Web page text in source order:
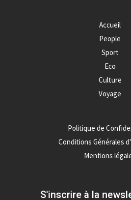
Accueil
People
Sport
Eco
Culture
Voyage
Politique de
Conditions Générales
Mentions
S'inscrire à la